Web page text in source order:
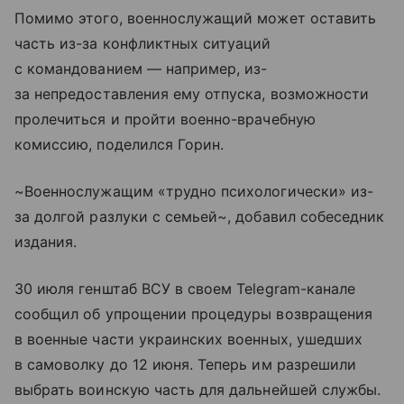
Помимо этого, военнослужащий может оставить
часть из-за конфликтных ситуаций
с командованием — например, из-
за непредоставления ему отпуска, возможности
пролечиться и пройти военно-врачебную
комиссию, поделился Горин.
~Военнослужащим «трудно психологически» из-
за долгой разлуки с семьей~, добавил собеседник
издания.
30 июля генштаб ВСУ в своем Telegram-канале
сообщил об упрощении процедуры возвращения
в военные части украинских военных, ушедших
в самоволку до 12 июня. Теперь им разрешили
выбрать воинскую часть для дальнейшей службы.